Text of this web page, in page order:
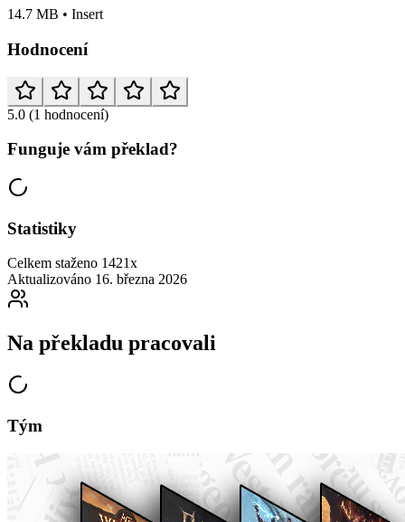
14.7 MB • Insert
Hodnocení
5.0 (1 hodnocení)
Funguje vám překlad?
Statistiky
Celkem staženo 1421x
Aktualizováno 16. března 2026
Na překladu pracovali
Tým